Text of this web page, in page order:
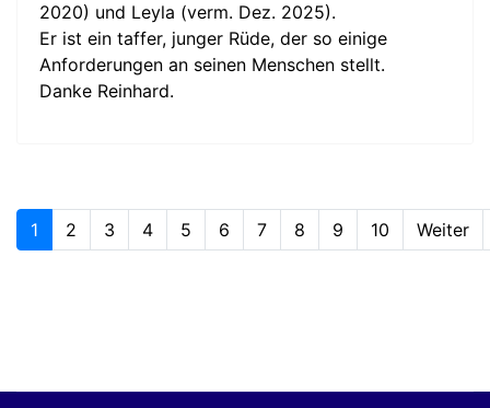
2020) und Leyla (verm. Dez. 2025).
Er ist ein taffer, junger Rüde, der so einige
Anforderungen an seinen Menschen stellt.
Danke Reinhard.
1 2 3 4 5 6 7 8 9 10 Weiter